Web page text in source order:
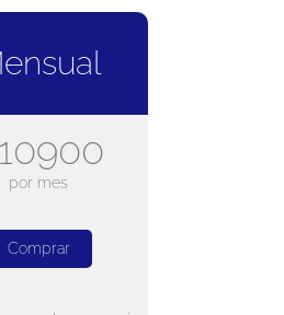
por mes
Comprar